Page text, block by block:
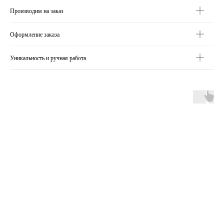
Производим на заказ
Оформление заказа
Уникальность и ручная работа